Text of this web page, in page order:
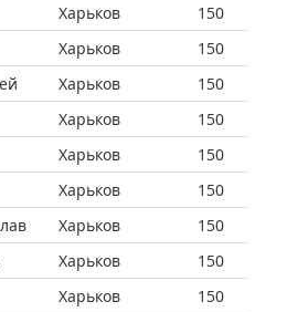
Харьков
150
Харьков
150
Харьков
150
Харьков
150
Харьков
150
Харьков
150
Харьков
150
Харьков
150
Харьков
150